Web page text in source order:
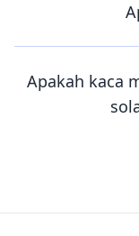
Apakah kaca